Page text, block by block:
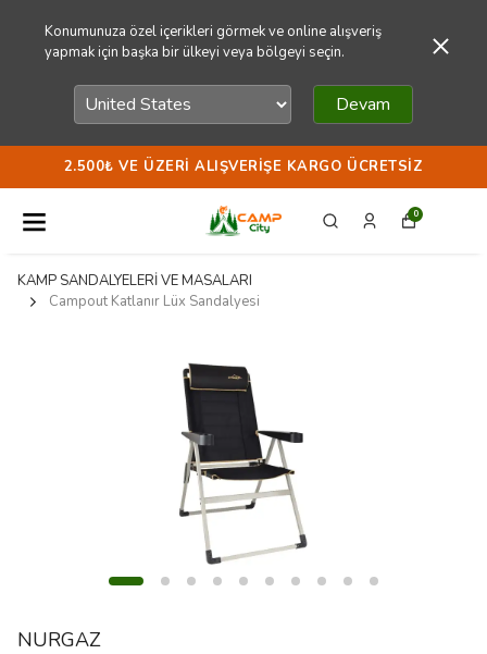
Konumunuza özel içerikleri görmek ve online alışveriş
yapmak için başka bir ülkeyi veya bölgeyi seçin.
Devam
2.500₺ VE ÜZERI ALIŞVERIŞE KARGO ÜCRETSIZ
0
KAMP SANDALYELERİ VE MASALARI
Campout Katlanır Lüx Sandalyesi
NURGAZ